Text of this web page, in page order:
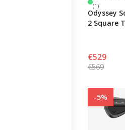
(1)
Odyssey
2 Square
€529
€569
-5%